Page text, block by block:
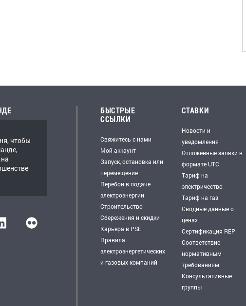
чтобы
БЫСТРЫЕ
ССЫЛКИ
Свяжитесь с нами
Мой аккаунт
Запуск, остановка или
перемещение
Перебои в подаче
электроэнергии
Строительство
Сбережения и скидки
Карьера в PSE
Правила
электроэнергетических
и газовых компаний
СТАВКИ
Новости и
уведомления
Отложенные заявки в
формате UTC
Тариф на
электричество
Тариф на газ
Сводные данные о
ценах
Сертификация REP
Соответствие
нормативным
требованиям
Консультативные
группы